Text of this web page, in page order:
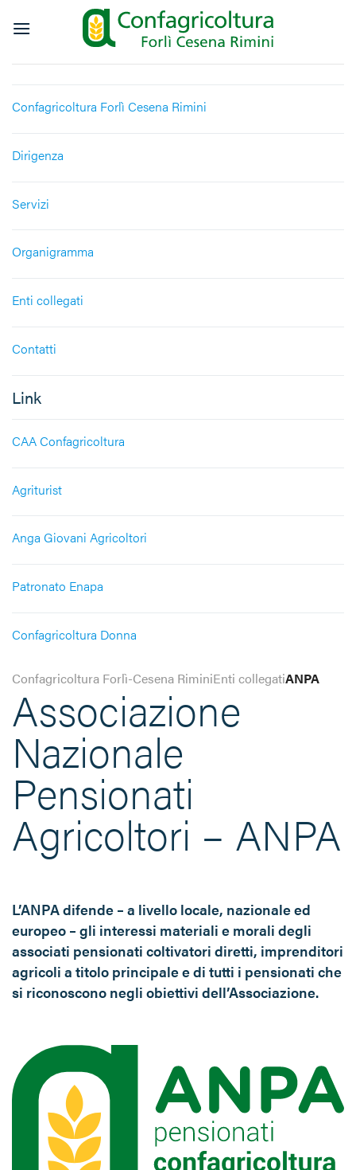
Confagricoltura Forlì Cesena Rimini
Dirigenza
Servizi
Organigramma
Enti collegati
Contatti
Link
CAA Confagricoltura
Agriturist
Anga Giovani Agricoltori
Patronato Enapa
Confagricoltura Donna
Confagricoltura Forlì-Cesena RiminiEnti collegatiANPA
Associazione
Nazionale
Pensionati
Agricoltori – ANPA
L’ANPA difende – a livello locale, nazionale ed
europeo – gli interessi materiali e morali degli
associati pensionati coltivatori diretti, imprenditori
agricoli a titolo principale e di tutti i pensionati che
si riconoscono negli obiettivi dell’Associazione.